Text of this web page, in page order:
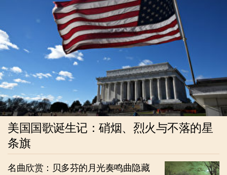
美国国歌诞生记：硝烟、烈火与不落的星
条旗
名曲欣赏：贝多芬的月光奏鸣曲隐藏